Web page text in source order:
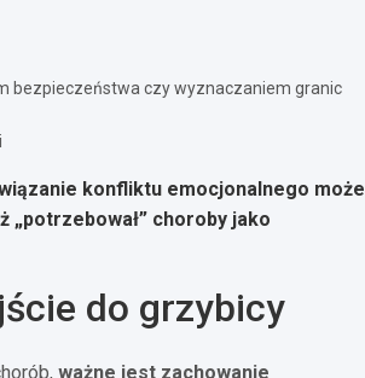
bezpieczeństwa czy wyznaczaniem granic
konfliktu emocjonalnego może
choroby jako
do grzybicy
ważne jest zachowanie